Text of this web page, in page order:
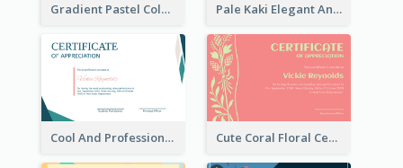
Gradient Pastel Color Certificate Pale Kaki Elegant And Classic Certificate Design
Cool And Professional Certificate Design For Recommendation Cute Coral Floral Certificate Design For Appreciation